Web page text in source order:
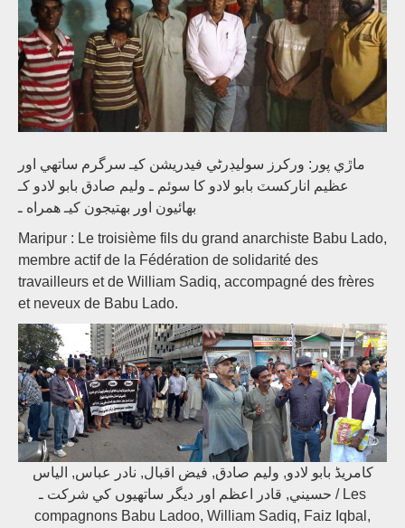
ماڙي پور: ورکرز سوليڊرڻي فيدريشن کيـ سرگرم ساتھي اور
عظيم انارکسٽ بابو لادو کا سوئم ـ وليم صادق بابو لادو کـ
بھائيون اور بھتيجون کيـ ھمراه ـ
Maripur : Le troisième fils du grand anarchiste Babu Lado,
membre actif de la Fédération de solidarité des
travailleurs et de William Sadiq, accompagné des frères
et neveux de Babu Lado.
کامریڈ بابو لادو, وليم صادق, فيض اقبال, نادر عباس, الياس
حسيني, قادر اعظم اور ديگر ساتھيوں کي شرکت ـ / Les
compagnons Babu Ladoo, William Sadiq, Faiz Iqbal,